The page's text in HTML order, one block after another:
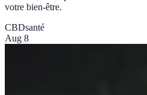
votre bien-être.
CBDsanté
Aug 8